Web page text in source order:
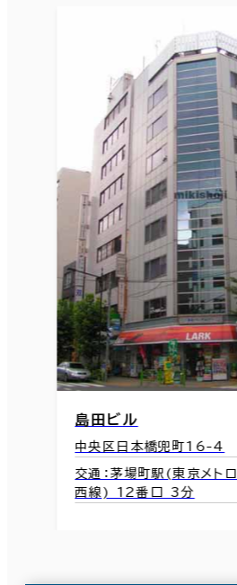
島田ビル
中央区日本橋兜町16-4
交通：茅場町駅(東京メト
西線) 12番口 3分